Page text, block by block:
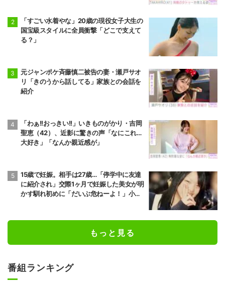
「すごい水着やな」20歳の現役女子大生の
国宝級スタイルに全員衝撃「どこで支えて
る？」
元ジャンポケ斉藤慎二被告の妻・瀬戸サオ
リ「きのうから話してる」家族との会話を
紹介
「わぁ!!おっきい!!」いきものがかり・吉岡
聖恵（42）、近影に驚きの声「なにこれ…
大好き」「なんか親近感が」
15歳で妊娠。相手は27歳…「停学中に友達
に紹介され」交際1ヶ月で妊娠した美女が明
かす馴れ初めに「だいぶ危ねーよ！」小森
もっと見る
番組ランキング